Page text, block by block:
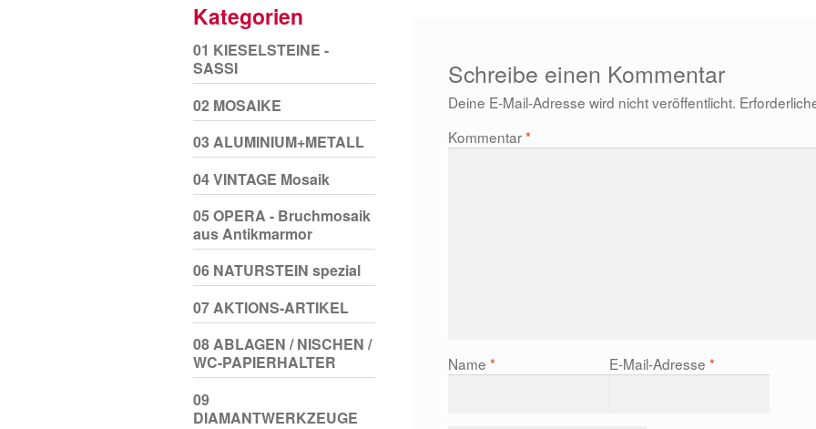
Schreibe einen Kommentar
Deine E-Mail-Adresse wird nicht veröffentlicht.
Kommentar*
Name* E-Mail-Adresse *
Kategorien
01 KIESELSTEINE -
SASSI
02 MOSAIKE
03 ALUMINIUM+METALL
04 VINTAGE Mosaik
05 OPERA - Bruchmosaik
aus Antikmarmor
06 NATURSTEIN spezial
07 AKTIONS-ARTIKEL
08 ABLAGEN / NISCHEN /
WC-PAPIERHALTER
09
DIAMANTWERKZEUGE